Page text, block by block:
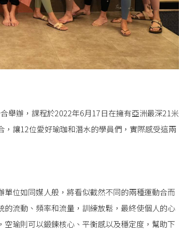
舉辦，課程於2022年6月17日在擁有亞洲最深21米
讓12位愛好瑜珈和潛水的學員們，實際感受這兩
位如同媒人般，將看似截然不同的兩種運動合而
流動、頻率和流量，訓練放鬆，最終使個人的心
瑜則可以鍛鍊核心、平衡感以及穩定度，幫助下